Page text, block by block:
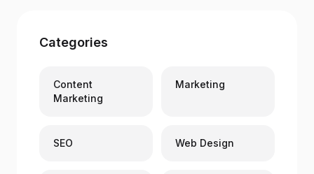
Categories
Content
Marketing
Marketing
SEO Web Design